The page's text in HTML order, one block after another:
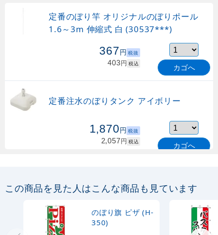
定番のぼり竿 オリジナルのぼりポール
1.6～3m 伸縮式 白 (30537***)
367円 税抜
403円 税込 カゴへ
定番注水のぼりタンク アイボリー
1,870円 税抜
2,057円 税込 カゴへ
1.6～3m 伸縮式 緑 (30537GRN)
売り切れ中
購入不可
この商品を見た人はこんな商品も見ています
のぼり旗 ピザ (H-
350)